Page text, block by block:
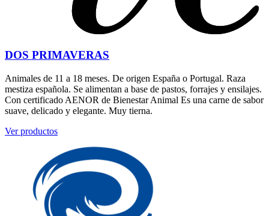
DOS PRIMAVERAS
Animales de 11 a 18 meses. De origen España o Portugal. Raza
mestiza española. Se alimentan a base de pastos, forrajes y ensilajes.
Con certificado AENOR de Bienestar Animal Es una carne de sabor
suave, delicado y elegante. Muy tierna.
Ver productos